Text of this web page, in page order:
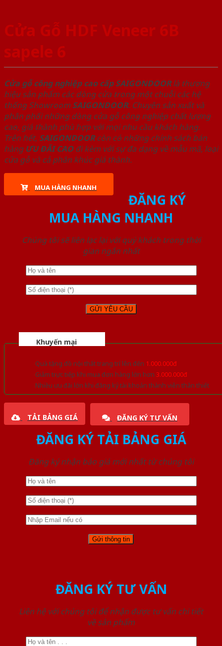
Cửa Gỗ HDF Veneer 6B
sapele 6
Cửa gỗ công nghiệp cao cấp SAIGONDOORlà thương
hiệu sản phẩm các dòng cửa trong một chuỗi các hệ
thống Showroom SAIGONDOOR. Chuyên sản xuất và
phân phối những dòng cửa gỗ công nghiệp chất lượng
cao, giá thành phù hợp với mọi nhu cầu khách hàng.
Trên hết, SAIGONDOORcòn có những chính sách bán
hàng ƯU ĐÃI CAOđi kèm với sự đa dạng về mẫu mã, loại
cửa gỗ và cả phân khúc giá thành.
MUA HÀNG NHANH
ĐĂNG KÝ
MUA HÀNG NHANH
Chúng tôi sẽ liên lạc lại với quý khách trong thời
gian ngắn nhất
Khuyến mại
Quà tặng đồ nội thất trang trí lên đến 1.000.000đ
Giảm trực tiếp khi mua đơn hàng lớn hơn 3.000.000đ
Nhiều ưu đãi lớn khi đăng ký tài khoản thành viên thân thiết
TẢI BẢNG GIÁ ĐĂNG KÝ TƯ VẤN
ĐĂNG KÝ TẢI BẢNG GIÁ
Đăng ký nhận báo giá mới nhất từ chúng tôi
ĐĂNG KÝ TƯ VẤN
Liên hệ với chúng tôi để nhận được tư vấn chi tiết
về sản phẩm